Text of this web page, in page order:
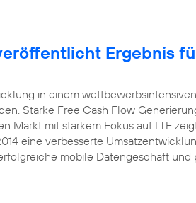
Ergebnis
in einem
Starke Free Cash Flow
Markt mit starkem Fokus auf LTE
eine verbesserte
mobile Datengeschäft und